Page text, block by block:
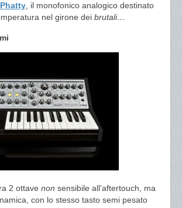
, il monofonico analogico destinato
nel girone dei brutali…
2 ottave non sensibile all’aftertouch, ma
con lo stesso tasto semi pesato